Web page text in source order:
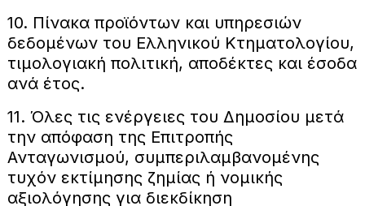
10. Πίνακα προϊόντων και υπηρεσιών
δεδομένων του Ελληνικού Κτηματολογίου,
τιμολογιακή πολιτική, αποδέκτες και έσοδα
ανά έτος.
11. Όλες τις ενέργειες του Δημοσίου μετά
την απόφαση της Επιτροπής
Ανταγωνισμού, συμπεριλαμβανομένης
τυχόν εκτίμησης ζημίας ή νομικής
αξιολόγησης για διεκδίκηση